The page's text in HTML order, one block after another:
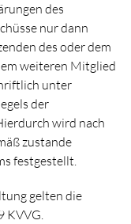
des
nur dann
des oder dem
weiteren Mitglied
unter
der
wird nach
zustande
festgestellt.
gelten die
KVVG.